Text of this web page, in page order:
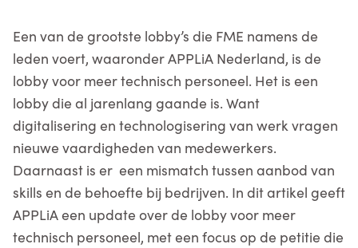
Een van de grootste lobby’s die FME namens de
leden voert, waaronder APPLiA Nederland, is de
lobby voor meer technisch personeel. Het is een
lobby die al jarenlang gaande is. Want
digitalisering en technologisering van werk vragen
nieuwe vaardigheden van medewerkers.
Daarnaast is er een mismatch tussen aanbod van
skills en de behoefte bij bedrijven. In dit artikel geeft
APPLiA een update over de lobby voor meer
technisch personeel, met een focus op de petitie die